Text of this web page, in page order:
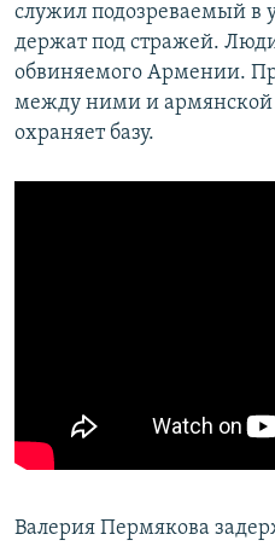
служил подозреваемый в
держат под стражей.
обвиняемого Армении.
между ними и армянской
охраняет базу.
Валерия Пермякова